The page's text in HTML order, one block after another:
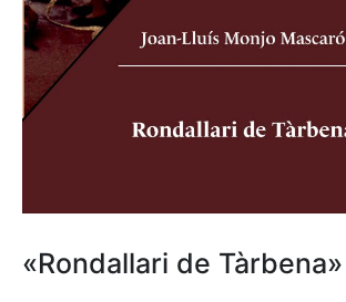
«Rondallari de Tàrbena»